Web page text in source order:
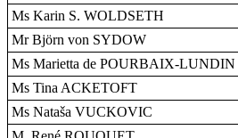
Ms Karin S. WOLDSETH
Mr Björn von SYDOW
Ms Marietta de POURBAIX-LUNDIN
Ms Tina ACKETOFT
Ms Nataša VUCKOVIC